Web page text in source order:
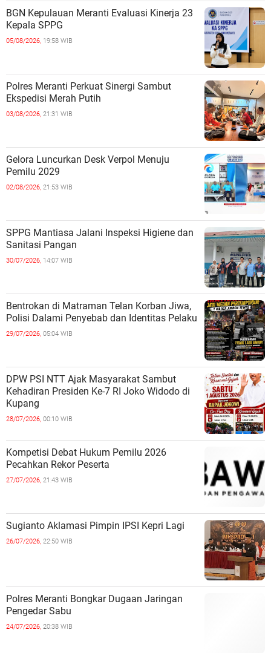
BGN Kepulauan Meranti Evaluasi Kinerja 23
Kepala SPPG
05/08/2026, 19:58 WIB
Polres Meranti Perkuat Sinergi Sambut
Ekspedisi Merah Putih
03/08/2026, 21:31 WIB
Gelora Luncurkan Desk Verpol Menuju
Pemilu 2029
02/08/2026, 21:53 WIB
SPPG Mantiasa Jalani Inspeksi Higiene dan
Sanitasi Pangan
30/07/2026, 14:07 WIB
Bentrokan di Matraman Telan Korban Jiwa,
Polisi Dalami Penyebab dan Identitas Pelaku
29/07/2026, 05:04 WIB
DPW PSI NTT Ajak Masyarakat Sambut
Kehadiran Presiden Ke-7 RI Joko Widodo di
Kupang
28/07/2026, 00:10 WIB
Kompetisi Debat Hukum Pemilu 2026
Pecahkan Rekor Peserta
27/07/2026, 21:43 WIB
Sugianto Aklamasi Pimpin IPSI Kepri Lagi
26/07/2026, 22:50 WIB
Polres Meranti Bongkar Dugaan Jaringan
Pengedar Sabu
24/07/2026, 20:38 WIB